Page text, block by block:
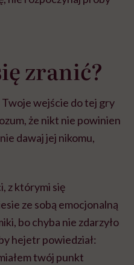
zranić?
Twoje wejście do tej gry
że nikt nie powinien
dawaj jej nikomu,
z którymi się
ze sobą emocjonalną
bo chyba nie zdarzyło
hejetr powiedział:
twój punkt